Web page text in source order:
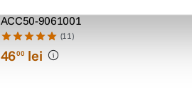
ACC50-9061001
(11)
4600 lei